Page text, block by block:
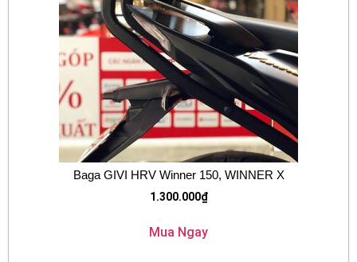
Baga GIVI HRV Winner 150, WINNER X
1.300.000₫
Mua Ngay